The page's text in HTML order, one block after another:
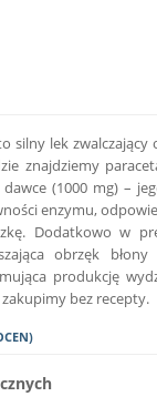
silny lek zwalczający
znajdziemy
(1000 mg) –
enzymu,
Dodatkowo w
obrzęk
produkcję
bez recepty.